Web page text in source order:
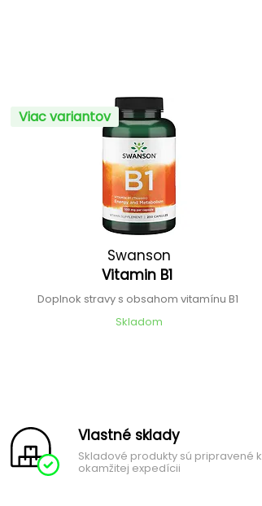
Viac variantov
Swanson
Vitamin B1
Doplnok stravy s obsahom vitamínu B1
Skladom
Vlastné sklady
Skladové produkty sú pripravené k
okamžitej expedícii